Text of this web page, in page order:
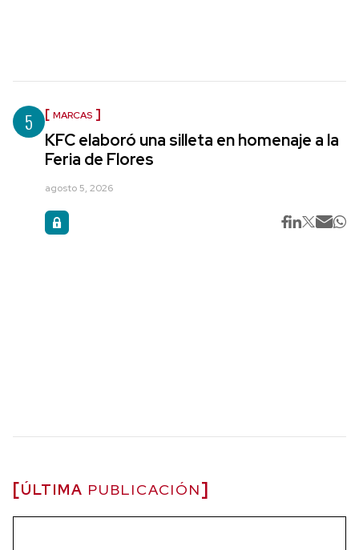
5 MARCAS
KFC elaboró una silleta en homenaje a la
Feria de Flores
agosto 5, 2026
ÚLTIMA PUBLICACIÓN